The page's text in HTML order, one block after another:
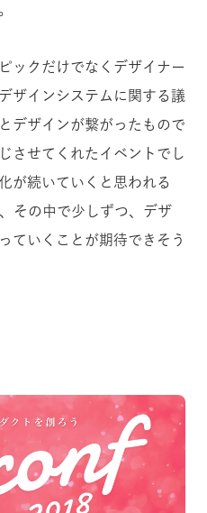
ックだけでなくデザイナー
ザインシステムに関する議
デザインが繋がったもので
させてくれたイベントでし
が続いていくと思われる
その中で少しずつ、デザ
ていくことが期待できそう